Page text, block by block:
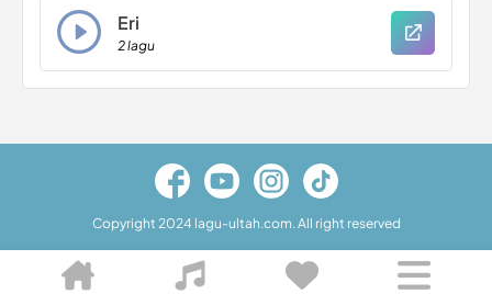
Eri
2 lagu
Copyright 2024 lagu-ultah.com. All right reserved